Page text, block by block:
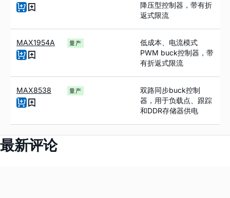
降压型控制器，带有折
返式限流
MAX1954A 量产
低成本、电流模式
PWM buck控制器，带
有折返式限流
MAX8538 量产
双路同步buck控制
器，用于负载点、跟踪
和DDR存储器供电
最新评论